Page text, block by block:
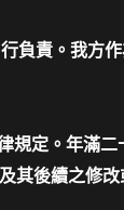
負責。我方
規定。年滿
其後續之修改